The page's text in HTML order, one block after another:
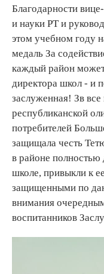
Благодарности
и науки РТ и
этом учебном году
медаль За
каждый район
директора школ - и
заслуженная! Зв все
республиканской
потребителей
защищала честь
в районе полностью
школе, привыкли к
защищенными по
внимания
воспитанников